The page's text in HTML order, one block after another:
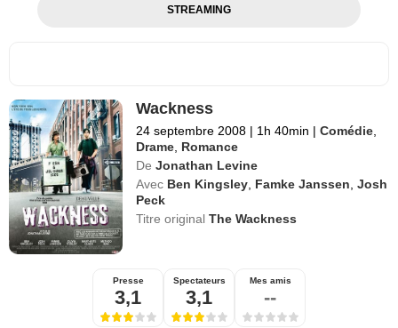
STREAMING
Wackness
24 septembre 2008 | 1h 40min | Comédie,
Drame, Romance
De Jonathan Levine
Avec Ben Kingsley, Famke Janssen,Josh
Peck
Titre originalThe Wackness
Presse
3,1
Spectateurs
3,1
Mes amis
--